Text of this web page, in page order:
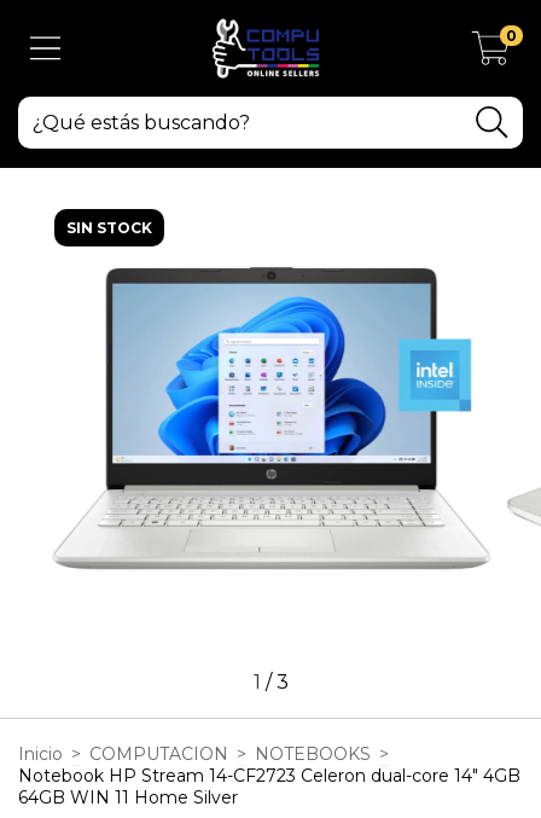
0
SIN STOCK
1 /3
Inicio > COMPUTACION > NOTEBOOKS >
Notebook HP Stream 14-CF2723 Celeron dual-core 14" 4GB
64GB WIN 11 Home Silver